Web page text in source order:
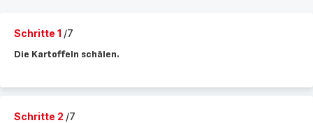
Schritte 1 /7
Die Kartoffeln schälen.
Schritte 2 /7